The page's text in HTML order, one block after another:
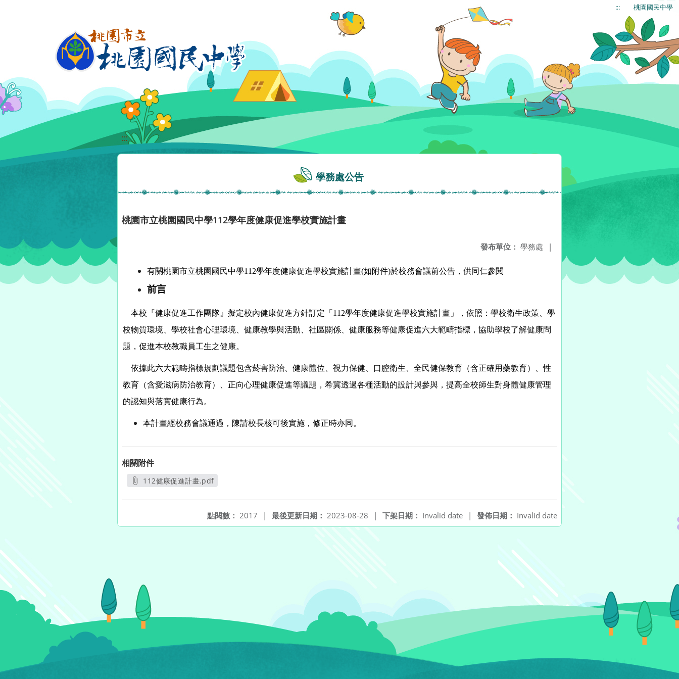
::: 桃園國民中學
:::
學務處公告
桃園市立桃園國民中學112學年度健康促進學校實施計畫
發布單位： 學務處 |
有關桃園市立桃園國民中學112學年度健康促進學校實施計畫(如附件)於校務會議前公告，供同仁參閱
前言
本校『健康促進工作團隊』擬定校內健康促進方針訂定「112學年度健康促進學校實施計畫」，依照：學校衛生政策、學
校物質環境、學校社會心理環境、健康教學與活動、社區關係、健康服務等健康促進六大範疇指標，協助學校了解健康問
題，促進本校教職員工生之健康。
依據此六大範疇指標規劃議題包含菸害防治、健康體位、視力保健、口腔衛生、全民健保教育（含正確用藥教育）、性
教育（含愛滋病防治教育）、正向心理健康促進等議題，希冀透過各種活動的設計與參與，提高全校師生對身體健康管理
的認知與落實健康行為。
本計畫經校務會議通過，陳請校長核可後實施，修正時亦同。
相關附件
112健康促進計畫.pdf
發佈日期： Invalid date
下架日期： Invalid date |
最後更新日期： 2023-08-28 |
點閱數： 2017 |